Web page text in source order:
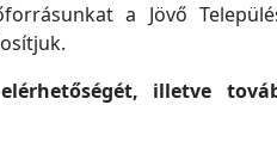
a Jövő
illetve